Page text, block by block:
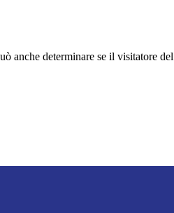
anche determinare se il visitatore